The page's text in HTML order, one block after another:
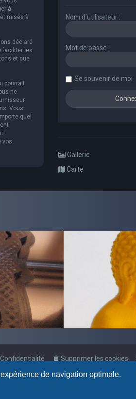
de navigation optimale.
à
mises à
déclaré
faciliter les
et que
pourrait
ne
Vous
quel
vos
Nom d’utilisateur :
Mot de passe :
Se souvenir de moi
Gallerie
Carte
Supprimer les cookies
Confidentialité